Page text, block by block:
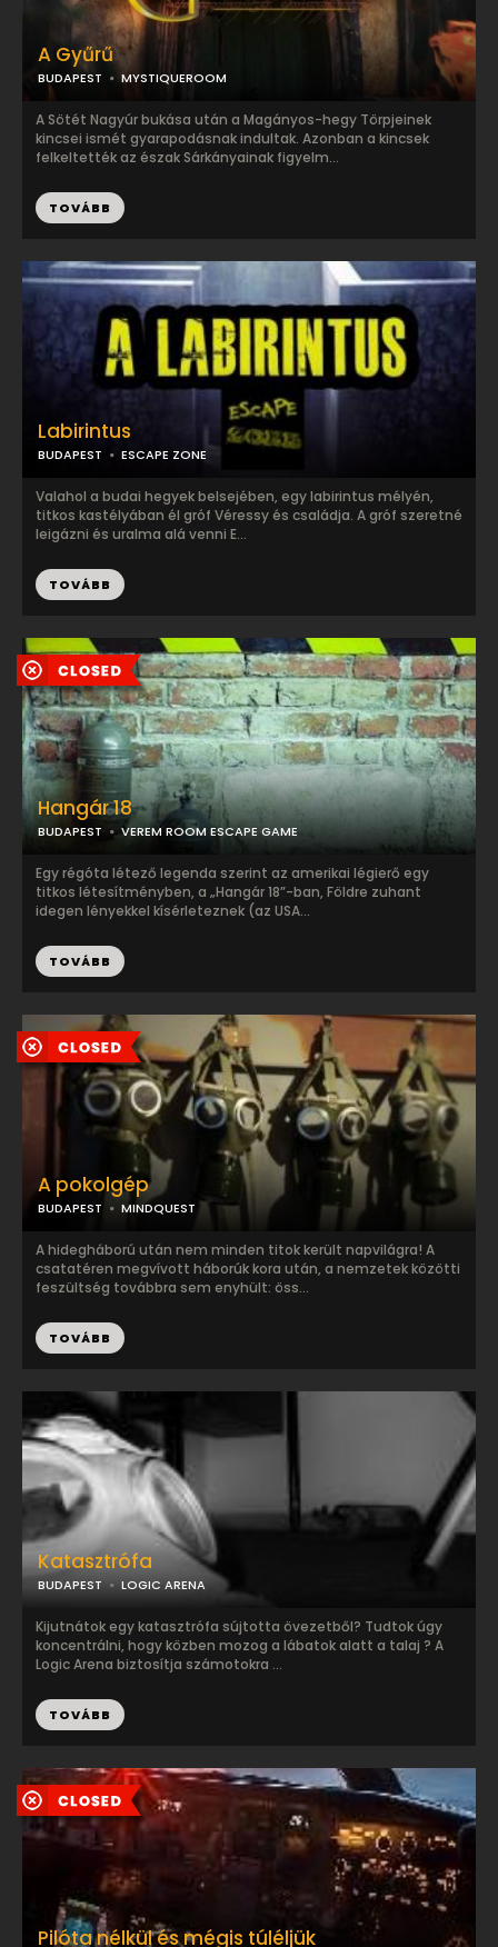
Labirintus
BUDAPEST ESCAPE ZONE
Valahol a budai hegyek belsejében, egy labirintus mélyén,
titkos kastélyában él gróf Véressy és családja. A gróf szeretné
leigázni és uralma alá venni E...
TOVÁBB
A Gyűrű
BUDAPEST MYSTIQUEROOM
A Sötét Nagyúr bukása után a Magányos-hegy Törpjeinek
kincsei ismét gyarapodásnak indultak. Azonban a kincsek
felkeltették az észak Sárkányainak figyelm...
TOVÁBB
Hangár 18
BUDAPEST VEREM ROOM ESCAPE GAME
Egy régóta létező legenda szerint az amerikai légierő egy
titkos létesítményben, a „Hangár 18”-ban, Földre zuhant
idegen lényekkel kísérleteznek (az USA...
TOVÁBB
A pokolgép
BUDAPEST MINDQUEST
A hidegháború után nem minden titok került napvilágra! A
csatatéren megvívott háborúk kora után, a nemzetek közötti
feszültség továbbra sem enyhült: öss...
TOVÁBB
Katasztrófa
BUDAPEST LOGIC ARENA
Kijutnátok egy katasztrófa sújtotta övezetből? Tudtok úgy
koncentrálni, hogy közben mozog a lábatok alatt a talaj ? A
Logic Arena biztosítja számotokra ...
TOVÁBB
Pilóta nélkül és mégis túléljük